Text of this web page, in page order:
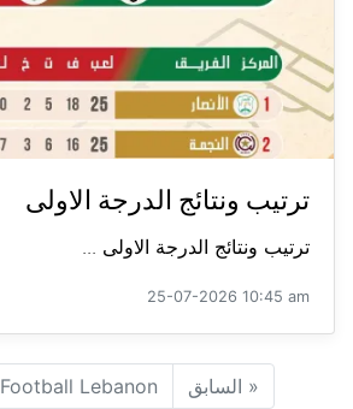
ترتيب ونتائج الدرجة الاولى
ترتيب ونتائج الدرجة الاولى ...
25-07-2026 10:45 am
« السابق Football Lebanon